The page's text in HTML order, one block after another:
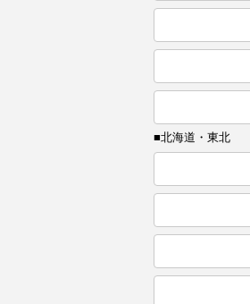
■北海道・東北